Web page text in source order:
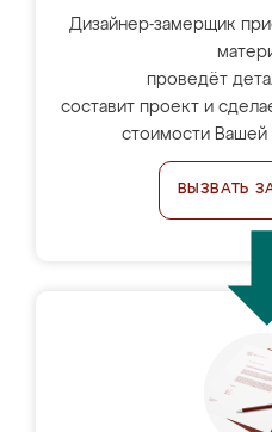
Дизайнер-замерщик
проведёт
составит проект и
стоимости
ВЫЗВАТЬ